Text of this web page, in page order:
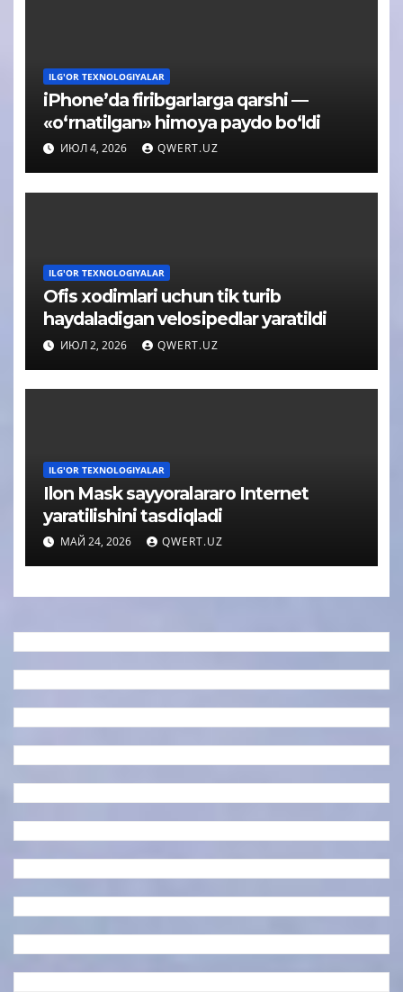
ILG'OR TEXNOLOGIYALAR
iPhone’da firibgarlarga qarshi —
«o‘rnatilgan» himoya paydo bo‘ldi
ИЮЛ 4, 2026 QWERT.UZ
ILG'OR TEXNOLOGIYALAR
Ofis xodimlari uchun tik turib
haydaladigan velosipedlar yaratildi
ИЮЛ 2, 2026 QWERT.UZ
ILG'OR TEXNOLOGIYALAR
Ilon Mask sayyoralararo Internet
yaratilishini tasdiqladi
МАЙ 24, 2026 QWERT.UZ